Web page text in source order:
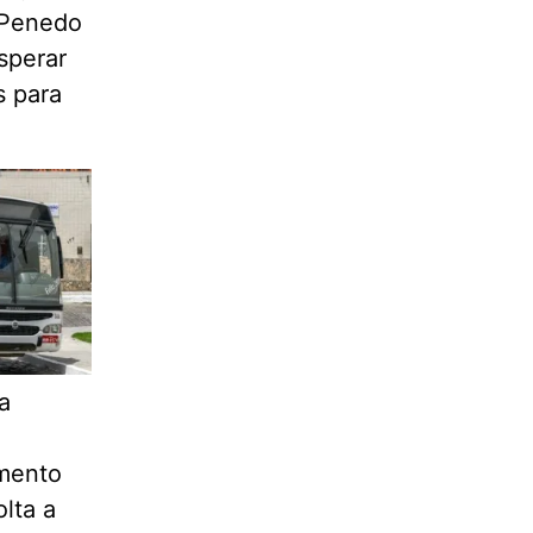
para
a